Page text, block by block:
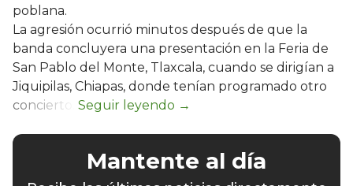
poblana.
La agresión ocurrió minutos después de que la
banda concluyera una presentación en la Feria de
San Pablo del Monte, Tlaxcala, cuando se dirigían a
Jiquipilas, Chiapas, donde tenían programado otro
concierto.
Mantente al día